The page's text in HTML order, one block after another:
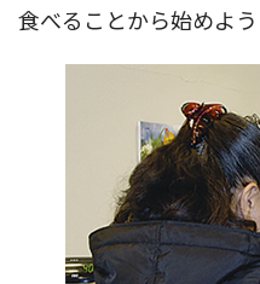
食べることから始めよう